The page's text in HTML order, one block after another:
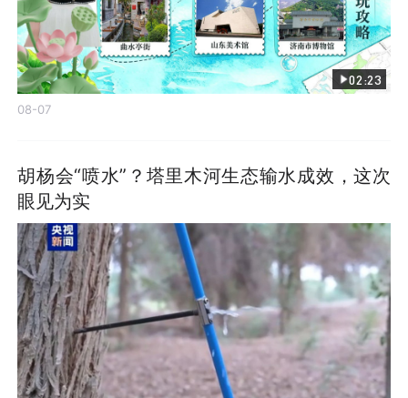
02:23
08-07
胡杨会“喷水”？塔里木河生态输水成效，这次
眼见为实